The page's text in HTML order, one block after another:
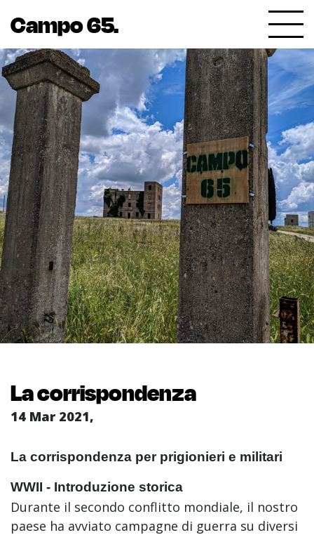
Campo 65.
La corrispondenza
14 Mar 2021,
La corrispondenza per prigionieri e militari
WWII - Introduzione storica
Durante il secondo conflitto mondiale, il nostro
paese ha avviato campagne di guerra su diversi